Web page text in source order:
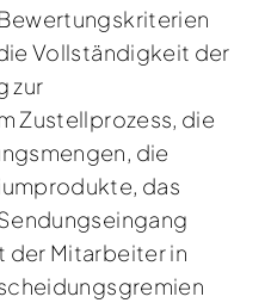
Vollständigkeit der
zur
Zustellprozess, die
die
das
der Mitarbeiter in